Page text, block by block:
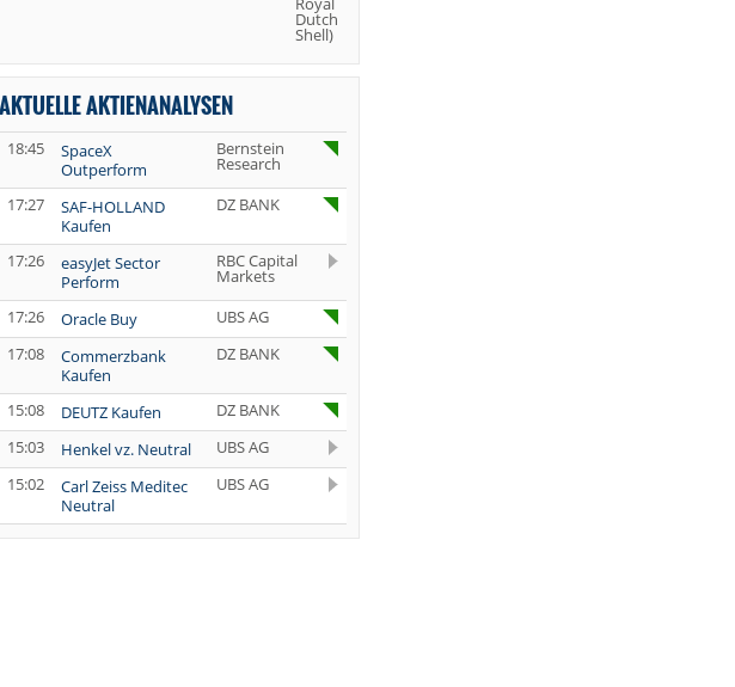
AKTUELLE AKTIENANALYSEN
18:45
SpaceX
Outperform
Bernstein
Research
17:27
SAF-HOLLAND
Kaufen
DZ BANK
17:26
easyJet Sector
Perform
RBC Capital
Markets
17:26
Oracle Buy
UBS AG
17:08
Commerzbank
Kaufen
DZ BANK
15:08 DEUTZ Kaufen
DZ BANK
15:03
Henkel vz. Neutral
UBS AG
15:02
Carl Zeiss Meditec
Neutral
UBS AG